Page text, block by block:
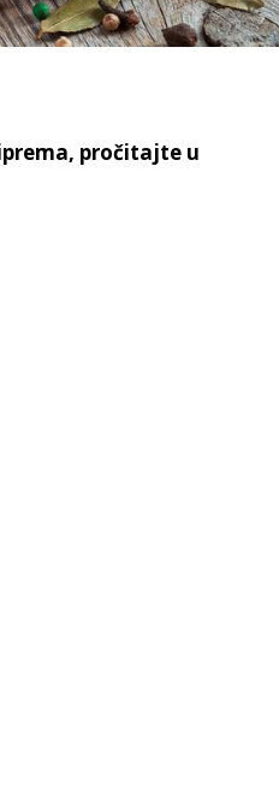
pročitajte u